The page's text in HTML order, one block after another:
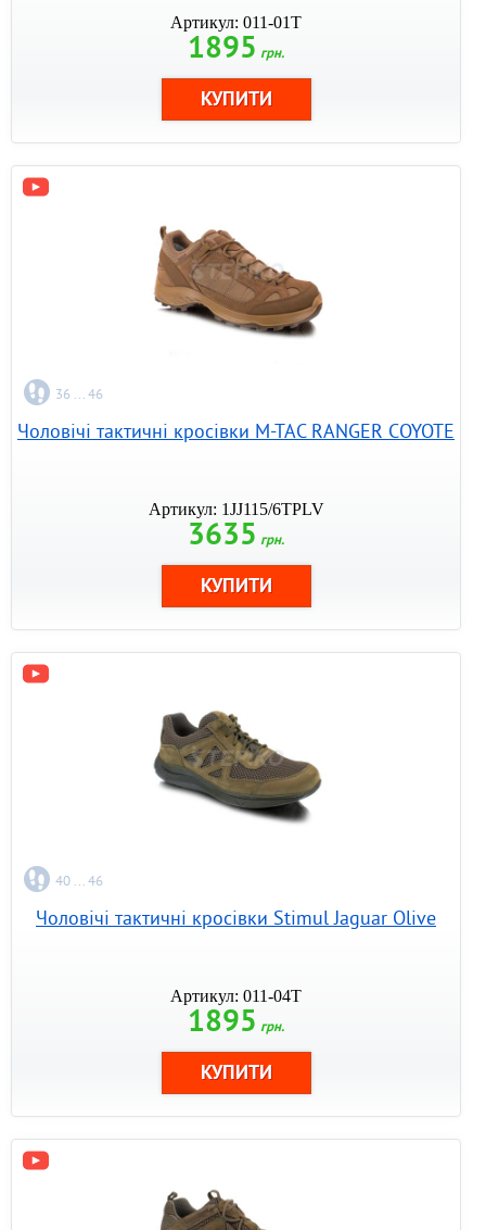
Артикул: 011-01T
1895 грн.
36 ... 46
Чоловічі тактичні кросівки M-TAC RANGER COYOTE
Артикул: 1JJ115/6TPLV
3635 грн.
40 ... 46
Чоловічі тактичні кросівки Stimul Jaguar Olive
Артикул: 011-04T
1895 грн.